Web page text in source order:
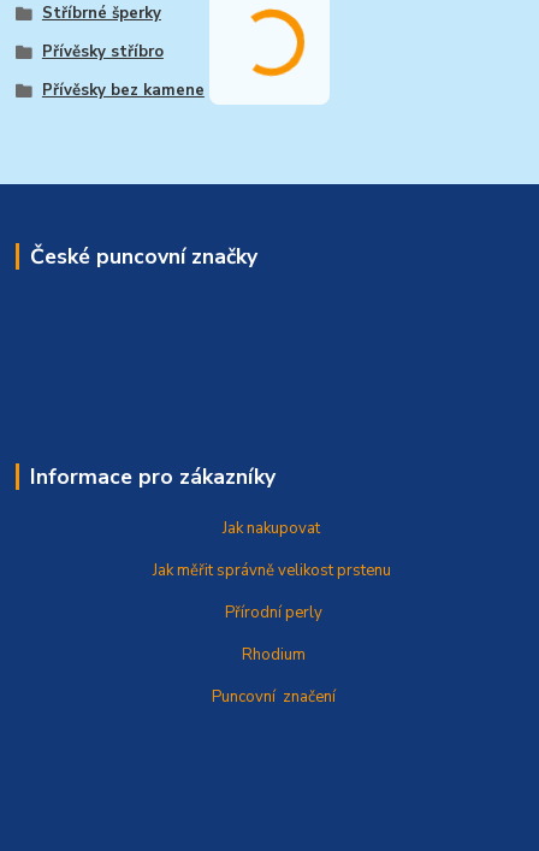
Stříbrné šperky
Přívěsky stříbro
Přívěsky bez kamene
České puncovní značky
Informace pro zákazníky
Jak nakupovat
Jak měřit správněvelikost prstenu
Přírodní perly
Rhodium
Puncovní značení